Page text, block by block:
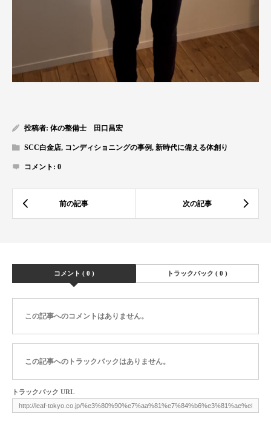
投稿者: 体の整備士 田口昌宏
SCC白金店, コンディショニングの事例, 新時代に備える体創り
コメント: 0
コメント ( 0 ) トラックバック ( 0 )
この記事へのコメントはありません。
この記事へのトラックバックはありません。
トラックバック URL